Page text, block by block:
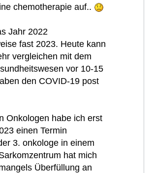
chemotherapie auf..
Jahr 2022
fast 2023. Heute kann
vergleichen mit dem
vor 10-15
den COVID-19 post
Onkologen habe ich erst
einen Termin
3. onkologe in einem
hat mich
Überfüllung an